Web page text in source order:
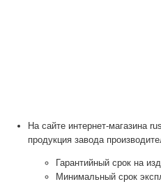
На сайте интернет-магазина
продукция завода
Гарантийный срок на
Минимальный срок